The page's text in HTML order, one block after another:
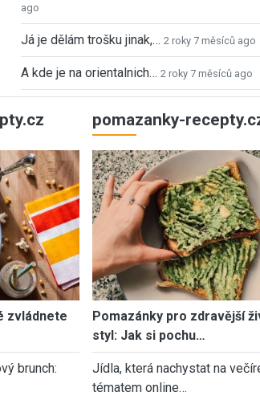
ago
Já je dělám trošku jinak,… 2 roky 7 měsíců ago
A kde je na orientalnich… 2 roky 7 měsíců ago
zvládnete
brunch:
pomazanky-
Pomazánky pro zdravější
styl: Jak si pochu…
Jídla, která nachystat na
tématem online…